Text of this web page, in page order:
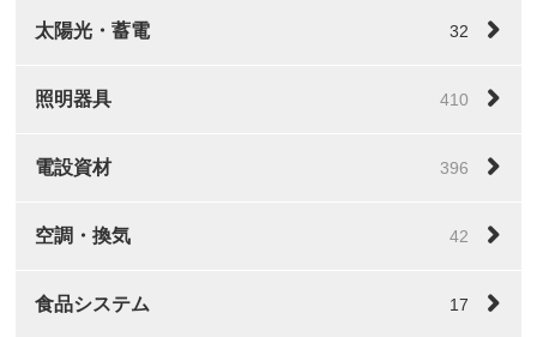
太陽光・蓄電 32
照明器具 410
電設資材 396
空調・換気 42
食品システム 17